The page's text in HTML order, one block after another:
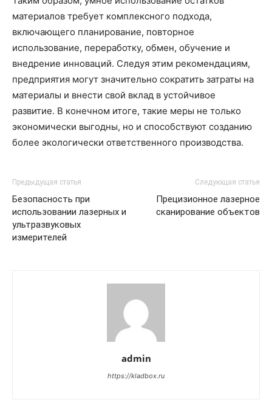
материалов требует комплексного подхода,
включающего планирование, повторное
использование, переработку, обмен, обучение и
внедрение инноваций. Следуя этим рекомендациям,
предприятия могут значительно сократить затраты на
материалы и внести свой вклад в устойчивое
развитие. В конечном итоге, такие меры не только
экономически выгодны, но и способствуют созданию
более экологически ответственного производства.
Предыдущая статья
Безопасность при
использовании лазерных и
ультразвуковых
измерителей
Следующая статья
Прецизионное лазерное
сканирование объектов
admin
https://kladbox.ru